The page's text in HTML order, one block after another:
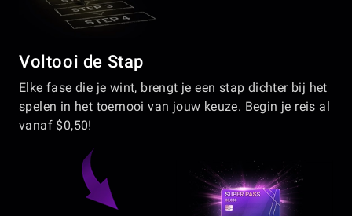
Voltooi de Stap
Elke fase die je wint, brengt je een stap dichter bij het
spelen in het toernooi van jouw keuze. Begin je reis al
vanaf $0,50!